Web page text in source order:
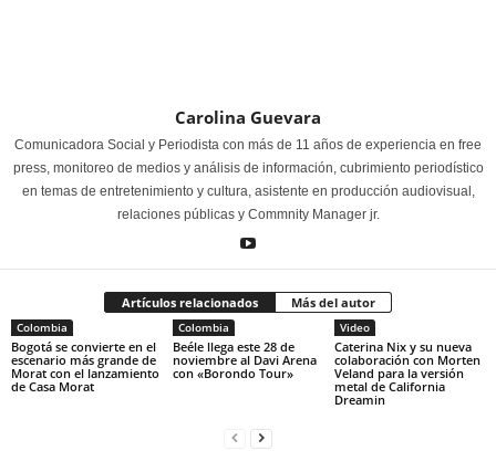
Carolina Guevara
Comunicadora Social y Periodista con más de 11 años de experiencia en free
press, monitoreo de medios y análisis de información, cubrimiento periodístico
en temas de entretenimiento y cultura, asistente en producción audiovisual,
relaciones públicas y Commnity Manager jr.
Artículos relacionados Más del autor
Colombia
Bogotá se convierte en el
escenario más grande de
Morat con el lanzamiento
de Casa Morat
Colombia
Beéle llega este 28 de
noviembre al Davi Arena
con «Borondo Tour»
Video
Caterina Nix y su nueva
colaboración con Morten
Veland para la versión
metal de California
Dreamin